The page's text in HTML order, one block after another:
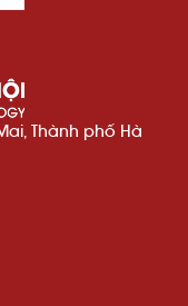
Thành phố Hà